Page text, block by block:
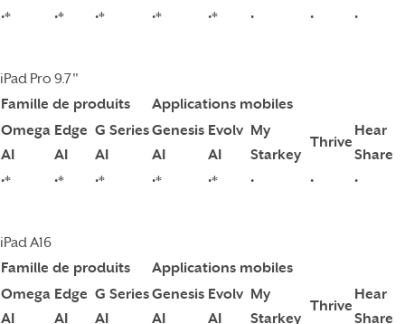
•*
•* •* •* •* • • •
iPad Pro 9.7"
Famille de produits
Applications mobiles
Omega
AI
Edge
AI
G Series
AI
Genesis
AI
Evolv
AI
My
Starkey
Thrive
Hear
Share
•*
•* •* •* •* • • •
iPad A16
Famille de produits
Applications mobiles
Omega
AI
Edge
AI
G Series
AI
Genesis
AI
Evolv
AI
My
Starkey
Thrive
Hear
Share